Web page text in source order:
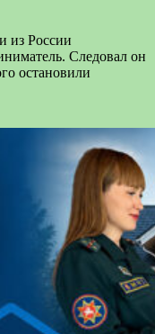
из России
Следовал он
остановили